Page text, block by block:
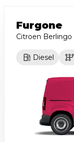
Furgone
Citroen Berlingo
Diesel